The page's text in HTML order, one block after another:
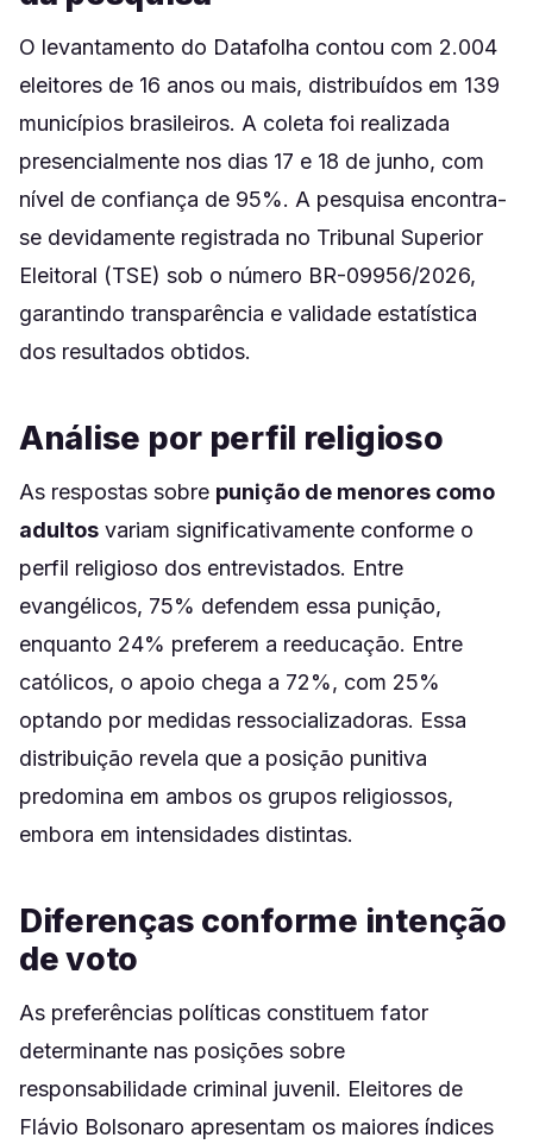
O levantamento do Datafolha contou com 2.004
eleitores de 16 anos ou mais, distribuídos em 139
municípios brasileiros. A coleta foi realizada
presencialmente nos dias 17 e 18 de junho, com
nível de confiança de 95%. A pesquisa encontra-
se devidamente registrada no Tribunal Superior
Eleitoral (TSE) sob o número BR-09956/2026,
garantindo transparência e validade estatística
dos resultados obtidos.
Análise por perfil religioso
As respostas sobre punição de menores como
adultos variam significativamente conforme o
perfil religioso dos entrevistados. Entre
evangélicos, 75% defendem essa punição,
enquanto 24% preferem a reeducação. Entre
católicos, o apoio chega a 72%, com 25%
optando por medidas ressocializadoras. Essa
distribuição revela que a posição punitiva
predomina em ambos os grupos religiossos,
embora em intensidades distintas.
Diferenças conforme intenção
de voto
As preferências políticas constituem fator
determinante nas posições sobre
responsabilidade criminal juvenil. Eleitores de
Flávio Bolsonaro apresentam os maiores índices